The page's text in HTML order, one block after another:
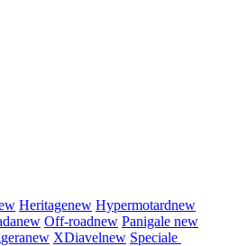
Heritagenew Hypermotardnew
new Off-roadnew Panigale new
new XDiavelnew Speciale